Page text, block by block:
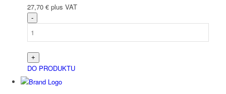
27,70 € plus VAT
DO PRODUKTU